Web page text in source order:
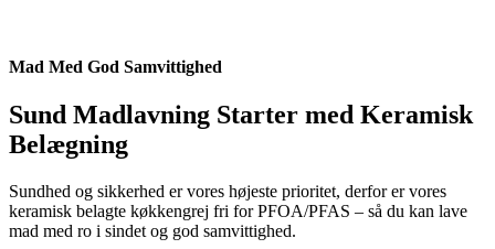
Mad Med God Samvittighed
Sund Madlavning Starter med Keramisk
Belægning
Sundhed og sikkerhed er vores højeste prioritet, derfor er vores
keramisk belagte køkkengrej fri for PFOA/PFAS – så du kan lave
mad med ro i sindet og god samvittighed.